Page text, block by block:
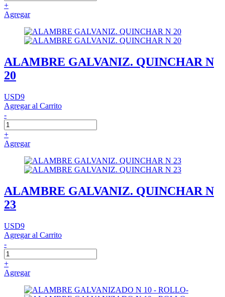
+
Agregar
ALAMBRE GALVANIZ. QUINCHAR N
20
USD9
Agregar al Carrito
-
+
Agregar
ALAMBRE GALVANIZ. QUINCHAR N
23
USD9
Agregar al Carrito
-
+
Agregar